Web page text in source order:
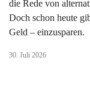
die Rede von
Doch schon heute
Geld – einzusparen.
30. Juli 2026